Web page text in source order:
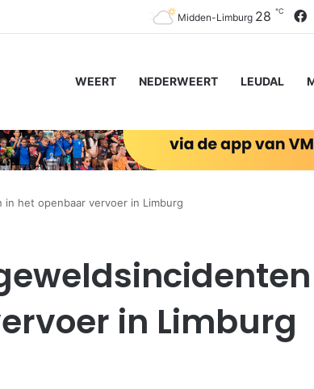
Midden-Limburg 28 ℃
WEERT NEDERWEERT LEUDAL
het openbaar vervoer in Limburg
in Limburg